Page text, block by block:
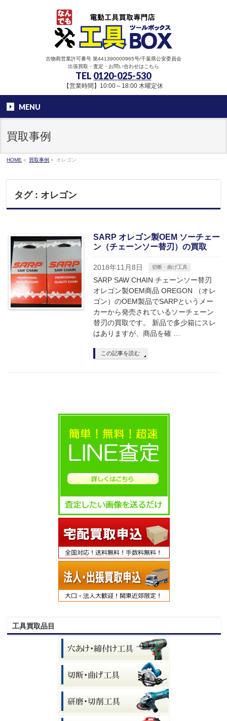
古物商営業許可番号 第441390000965号/千葉県公安委員会
出張買取・査定・お問い合わせはこちら
TEL 0120-025-530
【営業時間】10:00～18:00 木曜定休
MENU
買取事例
HOME » 買取事例 » オレゴン
タグ : オレゴン
SARP オレゴン製OEM ソーチェー
ン（チェーンソー替刃）の買取
2018年11月8日 切断・曲げ工具
SARP SAW CHAIN チェーンソー替刃
オレゴン製OEM商品 OREGON （オレ
ゴン）のOEM製品でSARPというメー
カーから発売されているソーチェーン
替刃の買取です。 新品で多少箱にスレ
はありますが、商品を確 …
この記事を読む
工具買取品目